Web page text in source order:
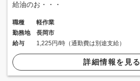
給油のお・・・
職種
軽作業
勤務地
長岡市
給与
1,225円/時（通勤費は別途支給）
詳細情報を見る